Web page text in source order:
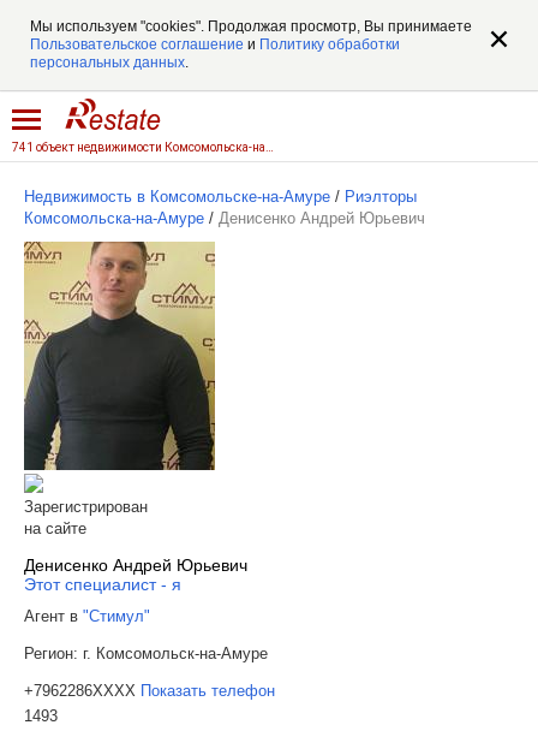
Мы используем "cookies". Продолжая просмотр, Вы принимаете
Пользовательское соглашение и Политику обработки
персональных данных.
Недвижимость в Комсомольске-на-Амуре / Риэлторы
Комсомольска-на-Амуре / Денисенко Андрей Юрьевич
Зарегистрирован
на сайте
Денисенко Андрей Юрьевич
Этот специалист - я
Агент в "Стимул"
Регион: г. Комсомольск-на-Амуре
+7962286XXXX Показать телефон
1493